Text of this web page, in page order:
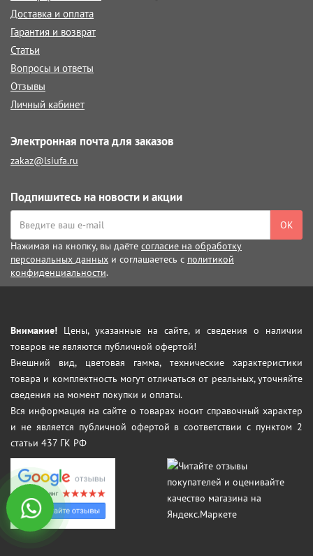
Доставка и оплата
Гарантия и возврат
Статьи
Вопросы и ответы
Отзывы
Личный кабинет
Электронная почта для заказов
zakaz@lsiufa.ru
Подпишитесь на новости и акции
ОК
Нажимая на кнопку, вы даёте согласие на обработку
персональных данных и соглашаетесь с политикой
конфиденциальности.
Внимание! Цены, указанные на сайте, и сведения о наличии
товаров не являются публичной офертой!
Внешний вид, цветовая гамма, технические характеристики
товара и комплектность могут отличаться от реальных, уточняйте
сведения на момент покупки и оплаты.
Вся информация на сайте о товарах носит справочный характер
и не является публичной офертой в соответствии с пунктом 2
статьи 437 ГК РФ